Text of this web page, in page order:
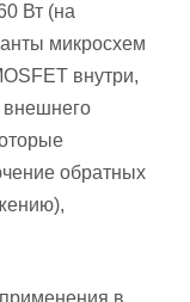
Вт (на
микросхем
внутри,
внешнего
обратных
в